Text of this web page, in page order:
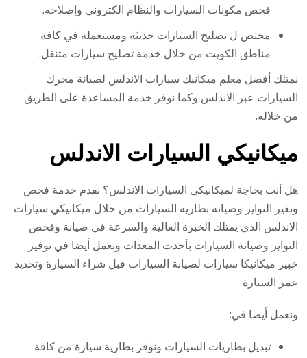
فحص مكونات السيارات والنظام الكتروني وإصلاحه.
مختص ل تصليح السيارات حديثة ومستعملة في كافة
مناطق الكويت من خلال خدمة تصليح سيارات متنقل.
نمتلك أفضل معلم ميكانيك سيارات الاندلس لصيانة محرك
السيارات عبر الاندلس وكما نوفر خدمة المساعدة على الطريق
من خلاله.
ميكانيكي السيارات الاندلس
هل أنت بحاجة لميكانيكي السيارات الاندلس؟ نقدم خدمة فحص
وتغير التواير وصيانة بطارية السيارات من خلال ميكانيكي سيارات
الاندلس الذي يمتلك الخبرة العالية والسرعة في صيانة وفحص
التواير وصيانة السيارات بأحدث المعدات ونعمل أيضا في توفير
خبير ميكانيكا سيارات لصيانة السيارات قبل شراء السيارة وتحديد
عمر السيارة
ونعمل أيضا في:
تبديل بطاريات السيارات ونوفر بطارية سيارة من كافة